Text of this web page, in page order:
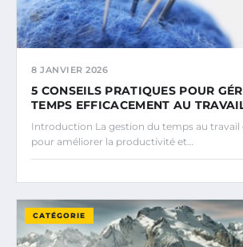
8 JANVIER 2026
5 CONSEILS PRATIQUES POUR
TEMPS EFFICACEMENT AU
Introduction La gestion du temps au travail
pour améliorer la productivité et…
CATÉGORIE